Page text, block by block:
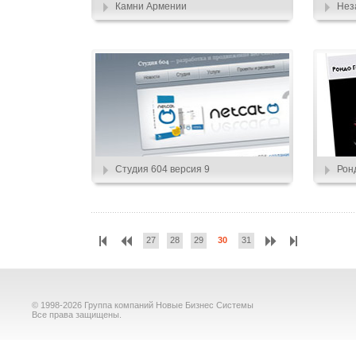
Камни Армении
Студия 604 версия 9
27 28 29 30 31
© 1998-2026 Группа компаний Новые Бизнес Системы
Все права защищены.